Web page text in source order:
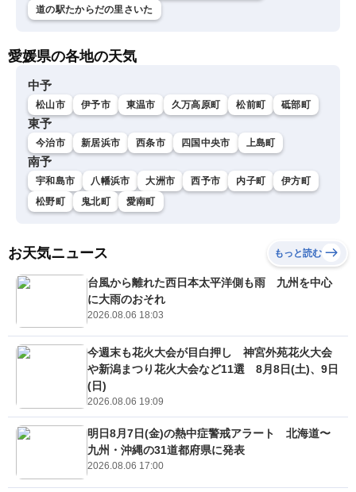
道の駅たからだの里さいた
愛媛県の各地の天気
中予
松山市 伊予市 東温市 久万高原町 松前町 砥部町
東予
今治市 新居浜市 西条市 四国中央市 上島町
南予
宇和島市 八幡浜市 大洲市 西予市 内子町
伊方町
松野町
鬼北町 愛南町
お天気ニュース もっと読む
台風から離れた西日本太平洋側も雨 九州を中心
に大雨のおそれ
2026.08.06 18:03
今週末も花火大会が目白押し 神宮外苑花火大会
や新潟まつり花火大会など11選 8月8日(土)、9日
(日)
2026.08.06 19:09
明日8月7日(金)の熱中症警戒アラート 北海道〜
九州・沖縄の31道都府県に発表
2026.08.06 17:00